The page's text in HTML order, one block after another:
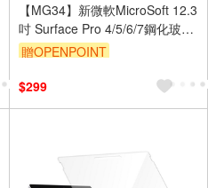
【MG34】新微軟MicroSoft 12.3
吋 Surface Pro 4/5/6/7鋼化玻璃
螢幕保護貼
贈OPENPOINT
$299